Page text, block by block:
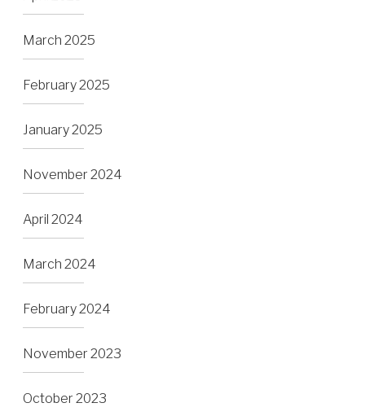
March 2025
February 2025
January 2025
November 2024
April 2024
March 2024
February 2024
November 2023
October 2023